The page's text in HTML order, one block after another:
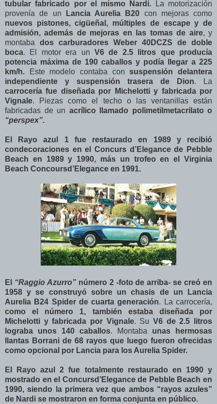
tubular fabricado por el mismo Nardi. La motorización
provenía de un
Lancia Aurelia B20 con mejoras como
nuevos pistones, cigüeñal, múltiples de escape y de
admisión, además de mejoras en las tomas de aire, y
montaba dos carburadores Weber 40DCZS de doble
boca. El motor era un V6 de 2.5 litros que producía
potencia máxima de 190 caballos y podía llegar a 225
km/h. Este modelo contaba consuspensión delantera
independiente y suspensión trasera de Dion. La
carrocería fue diseñada por Michelotti y fabricada por
Vignale. Piezas como el techo o las ventanillas están
fabricadas de un acrílico llamado polimetilmetacrilato o
“perspex”.
El Rayo azul 1 fue restaurado en 1989 y recibió
condecoraciones en el Concurs d’Elegance de Pebble
Beach en 1989 y 1990, más un trofeo en el Virginia
Beach Concoursd’Elegance en 1991.
El “Raggio Azurro”número 2 -foto de arriba- se creó en
1958 y se construyó sobre un chasis de un Lancia
Aurelia B24 Spider de cuarta generación. La carrocería,
como el número 1, también estaba diseñada por
Michelotti y fabricada por Vignale. SuV6 de 2.5 litros
lograba unos 140 caballos. Montaba unas hermosas
llantas Borrani de 68 rayos que luego fueron ofrecidas
como opcional por Lancia para los Aurelia Spider.
El Rayo azul 2 fue totalmente restaurado en 1990 y
mostrado en el Concursd’Elegance de Pebble Beach en
1990, siendo la primera vez que ambos “rayos azules”
de Nardi se mostraron en forma conjunta en público.